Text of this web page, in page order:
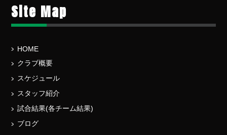
Site Map
HOME
クラブ概要
スケジュール
スタッフ紹介
試合結果(各チーム結果)
ブログ